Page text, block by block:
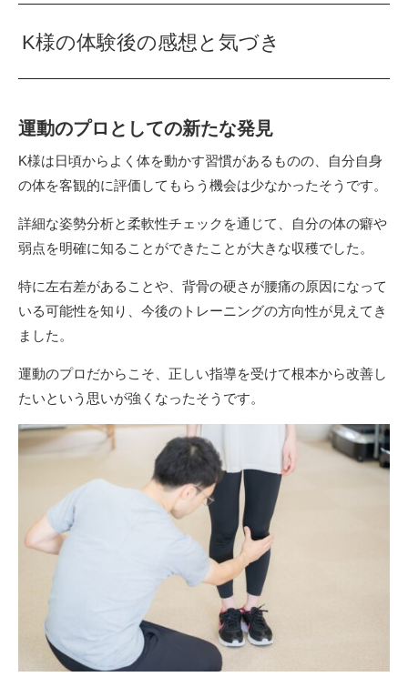
K様の体験後の感想と気づき
運動のプロとしての新たな発見
K様は日頃からよく体を動かす習慣があるものの、自分自身
の体を客観的に評価してもらう機会は少なかったそうです。
詳細な姿勢分析と柔軟性チェックを通じて、自分の体の癖や
弱点を明確に知ることができたことが大きな収穫でした。
特に左右差があることや、背骨の硬さが腰痛の原因になって
いる可能性を知り、今後のトレーニングの方向性が見えてき
ました。
運動のプロだからこそ、正しい指導を受けて根本から改善し
たいという思いが強くなったそうです。